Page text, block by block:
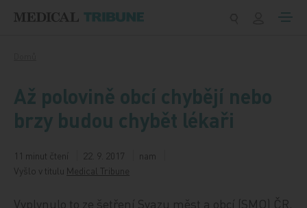
Až polovině obcí chybějí nebo
brzy budou chybět lékaři
11 minut čtení 22. 9. 2017
nam
Vyšlo v titulu Medical Tribune
Vyplynulo to ze šetření Svazu měst a obcí (SMO) ČR,